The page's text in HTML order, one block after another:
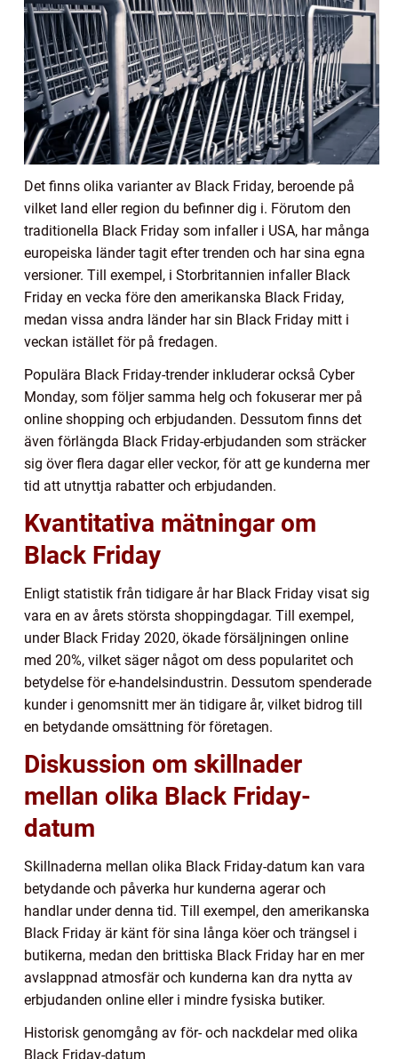
Det finns olika varianter av Black Friday, beroende på
vilket land eller region du befinner dig i. Förutom den
traditionella Black Friday som infaller i USA, har många
europeiska länder tagit efter trenden och har sina egna
versioner. Till exempel, i Storbritannien infaller Black
Friday en vecka före den amerikanska Black Friday,
medan vissa andra länder har sin Black Friday mitt i
veckan istället för på fredagen.
Populära Black Friday-trender inkluderar också Cyber
Monday, som följer samma helg och fokuserar mer på
online shopping och erbjudanden. Dessutom finns det
även förlängda Black Friday-erbjudanden som sträcker
sig över flera dagar eller veckor, för att ge kunderna mer
tid att utnyttja rabatter och erbjudanden.
Kvantitativa mätningar om
Black Friday
Enligt statistik från tidigare år har Black Friday visat sig
vara en av årets största shoppingdagar. Till exempel,
under Black Friday 2020, ökade försäljningen online
med 20%, vilket säger något om dess popularitet och
betydelse för e-handelsindustrin. Dessutom spenderade
kunder i genomsnitt mer än tidigare år, vilket bidrog till
en betydande omsättning för företagen.
Diskussion om skillnader
mellan olika Black Friday-
datum
Skillnaderna mellan olika Black Friday-datum kan vara
betydande och påverka hur kunderna agerar och
handlar under denna tid. Till exempel, den amerikanska
Black Friday är känt för sina långa köer och trängsel i
butikerna, medan den brittiska Black Friday har en mer
avslappnad atmosfär och kunderna kan dra nytta av
erbjudanden online eller i mindre fysiska butiker.
Historisk genomgång av för- och nackdelar med olika
Black Friday-datum